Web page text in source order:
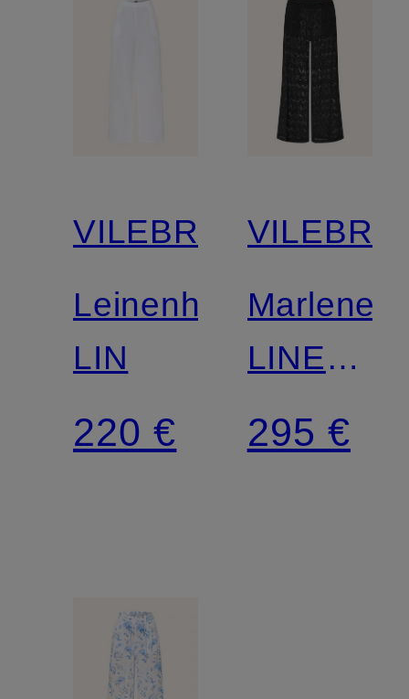
VILEBREQUIN
Leinenhose
LIN
220 €
LINE
aus
Spitze
295 €